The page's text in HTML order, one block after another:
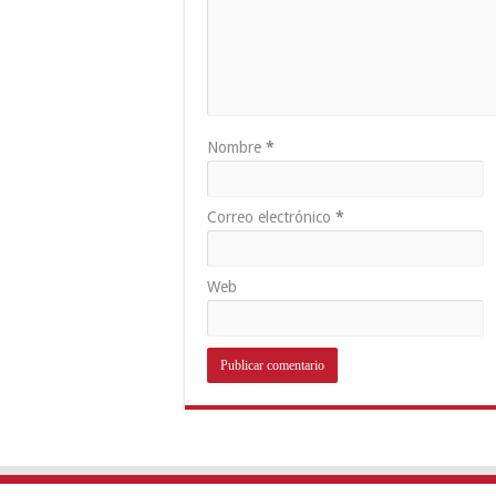
Nombre *
Correo electrónico *
Web